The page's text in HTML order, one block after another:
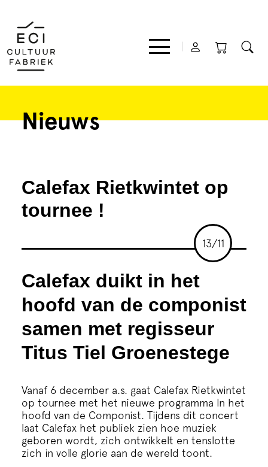
Film
Theater
Cursus
Onderwijs
ECI Cultuurcafé
Over ons
Contact
Steun ons
Nieuws
Calefax Rietkwintet op
tournee !
13/11
Calefax duikt in het
hoofd van de componist
samen met regisseur
Titus Tiel Groenestege
Vanaf 6 december a.s. gaat Calefax Rietkwintet
op tournee met het nieuwe programma In het
hoofd van de Componist. Tijdens dit concert
laat Calefax het publiek zien hoe muziek
geboren wordt, zich ontwikkelt en tenslotte
zich in volle glorie aan de wereld toont.